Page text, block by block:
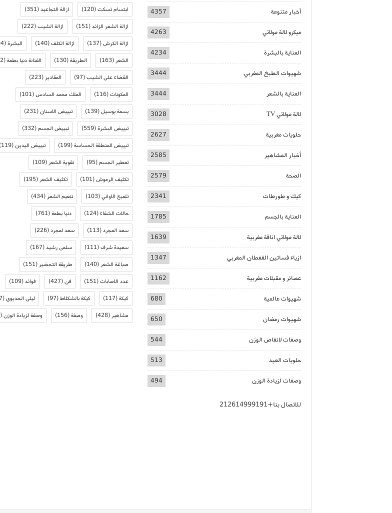
أخبار متنوعة 4357
ميكرو لالة مولاتي 4263
العناية بالبشرة 4234
شهيوات الطبخ المغربي 3444
العناية بالشعر 3444
لالة مولاتي TV 3028
حلويات مغربية 2627
أخبار المشاهير 2585
الصحة 2579
كيك و طورطات 2341
العناية بالجسم 1785
لالة مولاتي اناقة مغربية 1639
ازياء فساتين القفطان المغربي 1347
عصائر و مقبلات مغربية 1162
شهيوات عالمية 680
شهيوات رمضان 650
وصفات لانقاص الوزن 544
حلويات العيد 513
وصفات لزيادة الوزن 494
للاتصال بنا+212614999191
ابتسام تسكت(120) ازالة التجاعيد(351)
ازالة الشعر الزائد(151) ازالة الشيب(222)
ازالة الكرش(137) ازالة الكلف(140) البشرة(194)
الشعر(163) الطريقة(130) الفنانة دنيا بطمة(142)
القضاء على الشيب(97) المقادير(223)
المكونات(116) الملك محمد السادس(101)
بسمة بوسيل(139) تبييض الاسنان(231)
تبييض البشرة(559) تبييض الجسم(332)
تبييض المنطقة الحساسة(199) تبييض اليدين(119)
تعطير الجسم(95) تقوية الشعر(109)
تكثيف الرموش(101) تكثيف الشعر(195)
تلميع الاواني(103) تنعيم الشعر(434)
حالات الشفاء(124) دنيا بطمة(761)
سعد المجرد(113) سعد لمجرد(226)
سعيدة شرف(111) سلمى رشيد(167)
صباغة الشعر(140) طريقة التحضير(151)
عدد الاصابات(151) فن(427) فوائد(109)
كيكة(117) كيكة بالشكلاط(97) ليلى الحديوي(97)
مشاهير(428) وصفة(156) وصفة لزيادة الوزن(138)